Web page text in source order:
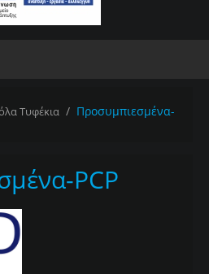
Τυφέκια / Προσυμπιεσμένα-
PCP